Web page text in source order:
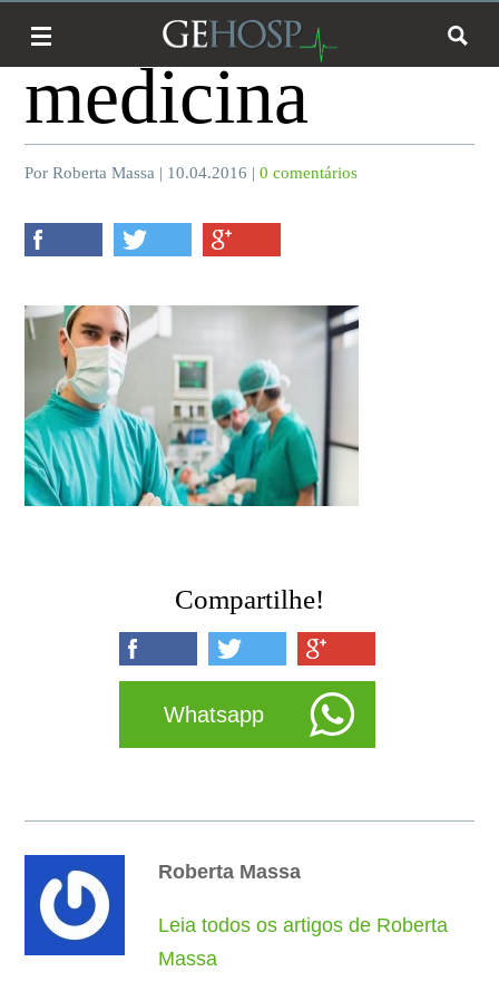
medicina
Por Roberta Massa | 10.04.2016 |0 comentários
Compartilhe!
Whatsapp
Roberta Massa
Leia todos os artigos de Roberta
Massa